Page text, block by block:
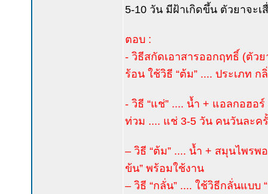
5-10 วัน มีฝ้าเกิดขึ้น ตัวยาจะ
ตอบ :
- วิธีสกัดเอาสารออกฤทธิ์ (ตัว
ร้อน ใช้วิธี “ต้ม” .... ประเภท ก
- วิธี “แช่” .... น้ำ + แอลกอฮอ
ท่วม .... แช่ 3-5 วัน คนวันละค
– วิธี “ต้ม” .... น้ำ + สมุนไพร
ข้น” พร้อมใช้งาน
– วิธี “กลั่น” .... ใช้วิธีกลั่นแบบ